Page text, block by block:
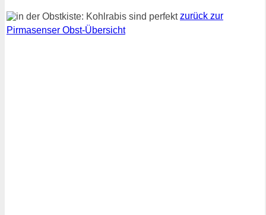
zurück zur
Pirmasenser Obst-Übersicht